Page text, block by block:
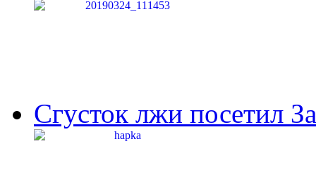
Сгусток лжи посетил